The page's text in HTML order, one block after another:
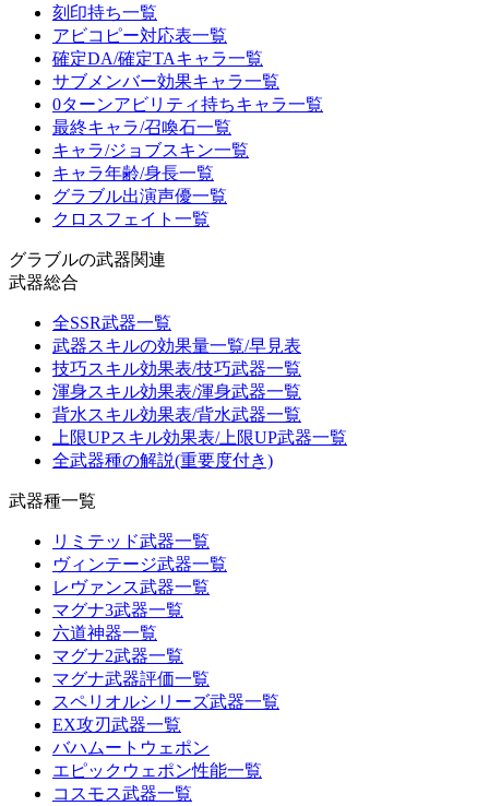
刻印持ち一覧
アビコピー対応表一覧
確定DA/確定TAキャラ一覧
サブメンバー効果キャラ一覧
0ターンアビリティ持ちキャラ一覧
最終キャラ/召喚石一覧
キャラ/ジョブスキン一覧
キャラ年齢/身長一覧
グラブル出演声優一覧
クロスフェイト一覧
グラブルの武器関連
武器総合
全SSR武器一覧
武器スキルの効果量一覧/早見表
技巧スキル効果表/技巧武器一覧
渾身スキル効果表/渾身武器一覧
背水スキル効果表/背水武器一覧
上限UPスキル効果表/上限UP武器一覧
全武器種の解説(重要度付き)
武器種一覧
リミテッド武器一覧
ヴィンテージ武器一覧
レヴァンス武器一覧
マグナ3武器一覧
六道神器一覧
マグナ2武器一覧
マグナ武器評価一覧
スペリオルシリーズ武器一覧
EX攻刃武器一覧
バハムートウェポン
エピックウェポン性能一覧
コスモス武器一覧